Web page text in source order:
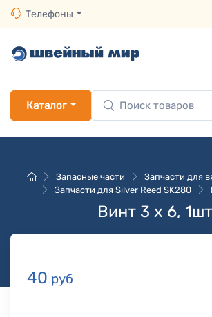
Телефоны
Каталог
Запасные части
Запчасти для
Запчасти для Silver Reed SK280
Винт 3 x 6, 1шт
40 руб